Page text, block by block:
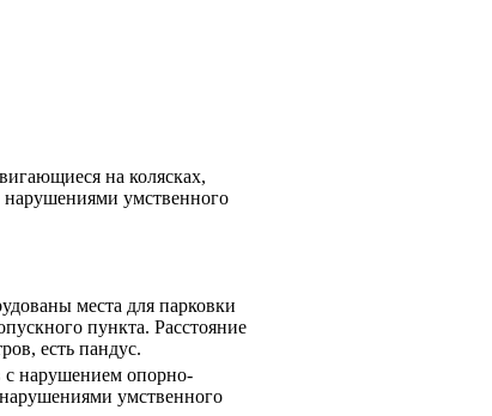
на колясках,
умственного
места для парковки
пункта. Расстояние
есть пандус.
нарушением опорно-
умственного